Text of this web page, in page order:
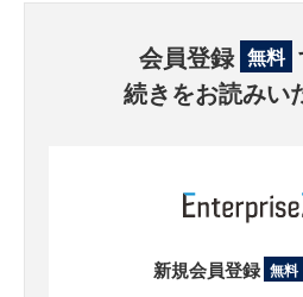
会員登録 無料
続きをお読みい
新規会員登録 無料